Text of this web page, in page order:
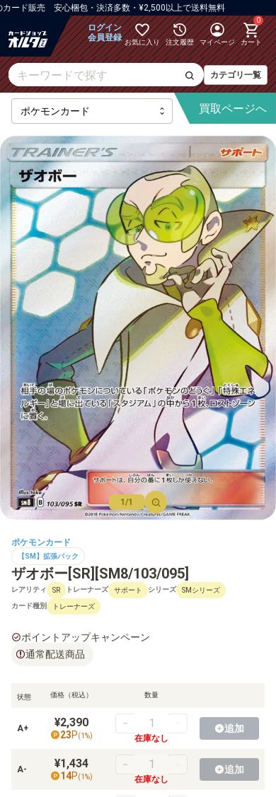
ド販売 安心梱包・決済多数・¥2,500以上で送料無料
ログイン
会員登録 お気に入り 注文履歴 マイページ
0
カート
カテゴリ一覧
[M6]ストームエメラルダ
【M】拡張パック
【M】ハイクラスパックなど
【M】構築デッキ
【M】プロモ
【SV】拡張パック
【SV】強化拡張パック
【SV】ハイクラスパックなど
【SV】構築デッキ
【SV】その他商品
【S】拡張パック
【S】ハイクラスパックなど
【S】プロモ
買取ページへ
1/1
ポケモンカード
【SM】拡張パック
ザオボー[SR][SM8/103/095]
レアリティ SR トレーナーズ サポート シリーズ SMシリーズ
カード種別 トレーナーズ
ポイントアップキャンペーン
通常配送商品
状態 価格（税込） 数量
A+ ¥2,390
23P(1%) 在庫なし
追加
A- ¥1,434
14P(1 %) 在庫なし
追加